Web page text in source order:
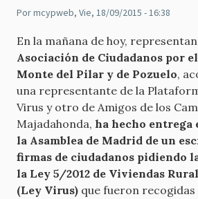
Pormcypweb, Vie, 18/09/2015 - 16:38
En la mañana de hoy,
Asociación de Ciudadanos por
Monte del Pilar y de Pozuelo,
una representante de la
Virus y otro de Amigos de los
Majadahonda, ha hecho entrega
la Asamblea de Madrid de un
firmas de ciudadanos pidiendo
la Ley 5/2012 de Viviendas
(Ley Virus) que fueron recogidas